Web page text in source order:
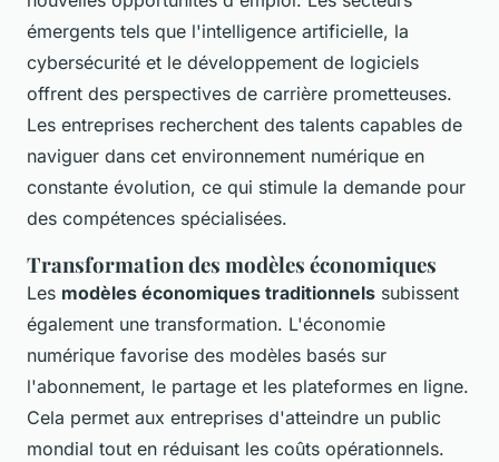
émergents tels que l'intelligence artificielle, la
cybersécurité et le développement de logiciels
offrent des perspectives de carrière prometteuses.
Les entreprises recherchent des talents capables de
naviguer dans cet environnement numérique en
constante évolution, ce qui stimule la demande pour
des compétences spécialisées.
Transformation des modèles économiques
Les modèles économiques traditionnels subissent
également une transformation. L'économie
numérique favorise des modèles basés sur
l'abonnement, le partage et les plateformes en ligne.
Cela permet aux entreprises d'atteindre un public
mondial tout en réduisant les coûts opérationnels.